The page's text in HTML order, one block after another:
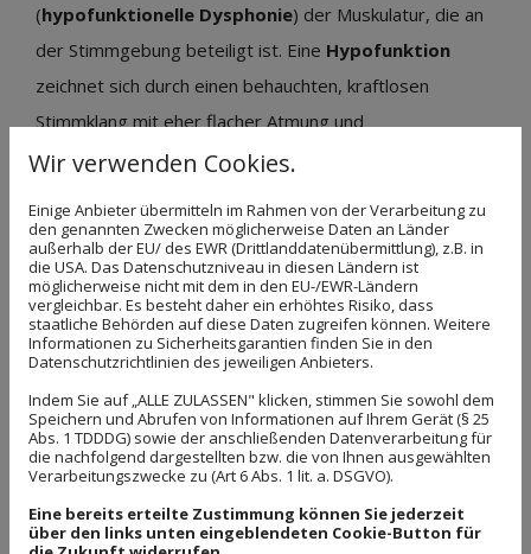
(hypofunktionelle Dysphonie) der Muskulatur, die an
der Stimmgebung beteiligt ist. Eine Hypofunktion
zeichnet sich durch einen behauchten, kraftlosen
Stimmklang mit eher flacher Atmung und
herabgesetzter Muskelspannung aus. Bei einer
und angestrengt. Es können Schmerzen und / oder
Missempfindungen, wie Kloßgefühl, Trockenheit und
Räusperzwang, auftreten.
Anders verhält es sich bei denorganischen
Stimmstörungen. Bei dieser Form treten
Veränderungen der Stimmlippen auf, die für die
Stimmbildung notwendig sind. Häufige Veränderungen
sindKnötchen, Lähmungen der Kehlkopfmuskulatur
beispielsweise nachSchilddrüsenoperation,
Wir verwenden Cookies.
Einige Anbieter übermitteln im Rahmen von der Verarbeitung zu
den genannten Zwecken möglicherweise Daten an Länder
außerhalb der EU/ des EWR (Drittlanddatenübermittlung), z.B. in
die USA. Das Datenschutzniveau in diesen Ländern ist
möglicherweise nicht mit dem in den EU-/EWR-Ländern
vergleichbar. Es besteht daher ein erhöhtes Risiko, dass
staatliche Behörden auf diese Daten zugreifen können. Weitere
Informationen zu Sicherheitsgarantien finden Sie in den
Datenschutzrichtlinien des jeweiligen Anbieters.
Indem Sie auf „ALLE ZULASSEN" klicken, stimmen Sie sowohl dem
Speichern und Abrufen von Informationen auf Ihrem Gerät (§ 25
Abs. 1 TDDDG) sowie der anschließenden Datenverarbeitung für
die nachfolgend dargestellten bzw. die von Ihnen ausgewählten
Verarbeitungszwecke zu (Art 6 Abs. 1 lit. a. DSGVO).
Eine bereits erteilte Zustimmung können Sie jederzeit
über den links unten eingeblendeten Cookie-Button für